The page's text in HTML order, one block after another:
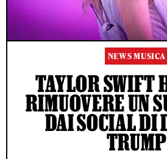
NEWS MUSICA
TAYLOR SWIFT
RIMUOVERE UN
DAI SOCIAL DI
TRUMP